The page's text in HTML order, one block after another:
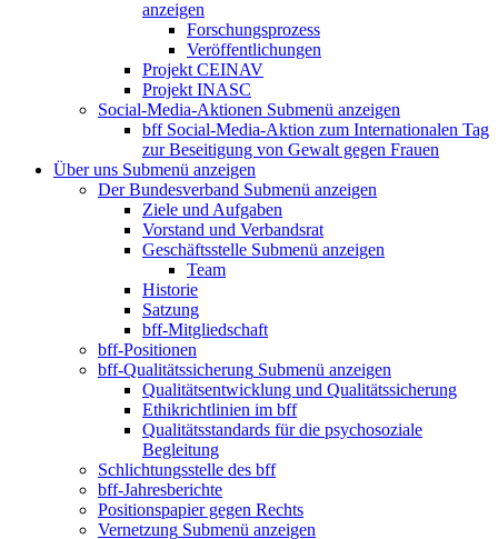
anzeigen
Forschungsprozess
Veröffentlichungen
Projekt CEINAV
Projekt INASC
Social-Media-Aktionen Submenü anzeigen
bff Social-Media-Aktion zum Internationalen Tag
zur Beseitigung von Gewalt gegen Frauen
Über uns Submenü anzeigen
Der Bundesverband Submenü anzeigen
Ziele und Aufgaben
Vorstand und Verbandsrat
Geschäftsstelle Submenü anzeigen
Team
Historie
Satzung
bff-Mitgliedschaft
bff-Positionen
bff-Qualitätssicherung Submenü anzeigen
Qualitätsentwicklung und Qualitätssicherung
Ethikrichtlinien im bff
Qualitätsstandards für die psychosoziale
Begleitung
Schlichtungsstelle des bff
bff-Jahresberichte
Positionspapier gegen Rechts
Vernetzung Submenü anzeigen